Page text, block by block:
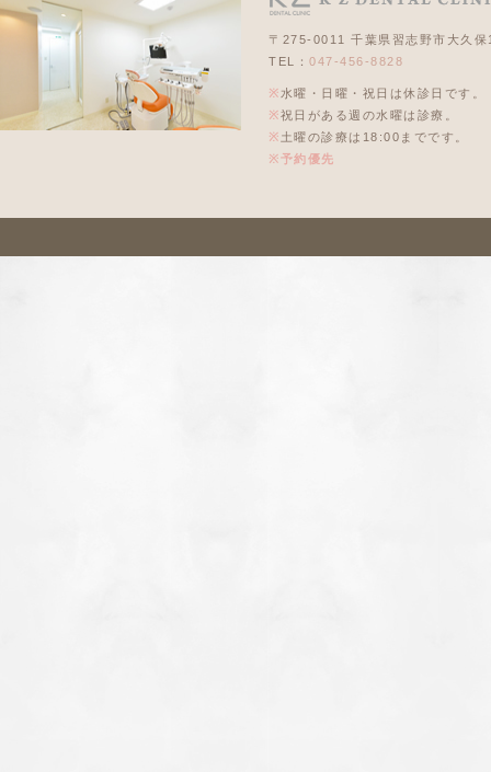
〒275-0011 千葉県習志野市大久
TEL： 047-456-8828
※ 水曜・日曜・祝日は休診日です。
※祝日がある週の水曜は診療。
※ 土曜の診療は18:00までです。
※予約優先